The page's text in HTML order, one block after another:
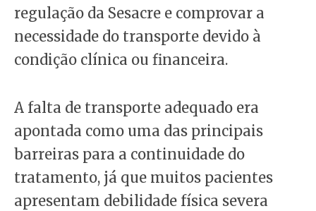
regulação da Sesacre e comprovar a
necessidade do transporte devido à
condição clínica ou financeira.
A falta de transporte adequado era
apontada como uma das principais
barreiras para a continuidade do
tratamento, já que muitos pacientes
apresentam debilidade física severa